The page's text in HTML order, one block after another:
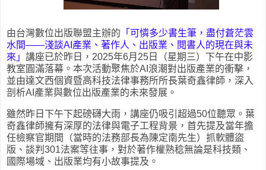
由台灣數位出版聯盟主辦的 「可憐多少書生筆，盡付蒼茫雲
水間——淺談AI產業、著作人、出版業、閱書人的現在與未
來」 講座已於昨日，2025年6月25日（星期三）下午在中影
教室圓滿落幕。本次活動聚焦於AI浪潮對出版產業的衝擊，
並由達文西個資暨高科技法律事務所所長葉奇鑫律師，深入
剖析AI產業與數位出版產業的未來發展。
雖然昨日下午下起磅礴大雨，講座仍吸引超過50位聽眾。葉
奇鑫律師擁有深厚的法律與電子工程背景，首先提及當年擔
任檢察官期間（當時的法務部長為陳定南先生）抓軟體盜
版、談判301法案等往事，對於著作權熟稔無論是科技類、
國際場域、出版業均有小故事提及。